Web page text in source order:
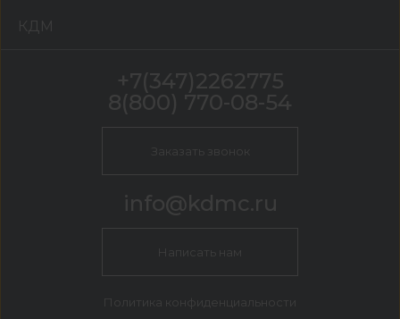
КДМ
+7(347)2262775
8(800) 770-08-54
Заказать звонок
info@kdmc.ru
Написать нам
Политика конфиденциальности